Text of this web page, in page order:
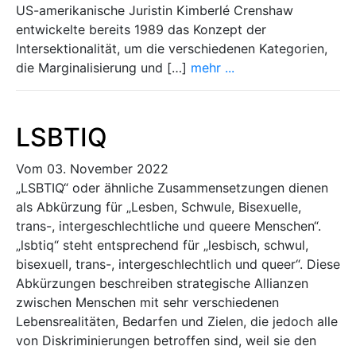
US-amerikanische Juristin Kimberlé Crenshaw
entwickelte bereits 1989 das Konzept der
Intersektionalität, um die verschiedenen Kategorien,
die Marginalisierung und […] mehr ...
LSBTIQ
Vom 03. November 2022
„LSBTIQ“ oder ähnliche Zusammensetzungen dienen
als Abkürzung für „Lesben, Schwule, Bisexuelle,
trans-, intergeschlechtliche und queere Menschen“.
„lsbtiq“ steht entsprechend für „lesbisch, schwul,
bisexuell, trans-, intergeschlechtlich und queer“. Diese
Abkürzungen beschreiben strategische Allianzen
zwischen Menschen mit sehr verschiedenen
Lebensrealitäten, Bedarfen und Zielen, die jedoch alle
von Diskriminierungen betroffen sind, weil sie den